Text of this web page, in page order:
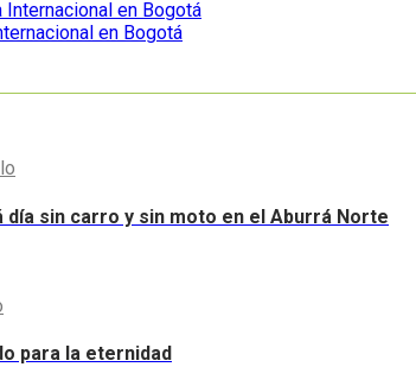
en Bogotá
día sin carro y sin moto en el Aburrá Norte
para la eternidad